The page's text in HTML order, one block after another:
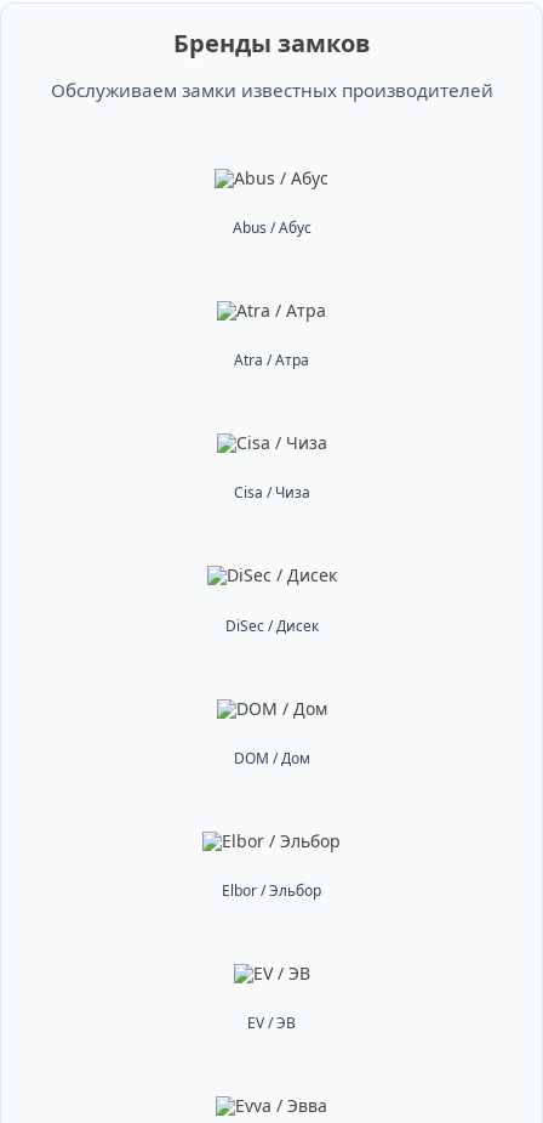
Бренды замков
Обслуживаем замки известных производителей
Abus / Абус
Atra / Атра
Cisa / Чиза
DiSec / Дисек
DOM / Дом
Elbor / Эльбор
EV / ЭВ